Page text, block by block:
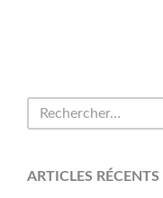
ARTICLES RÉCENTS